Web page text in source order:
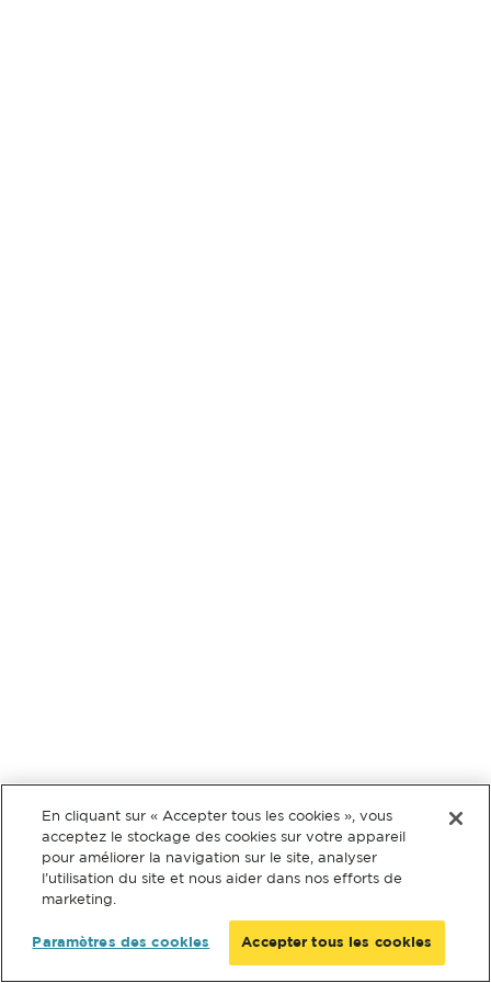
En cliquant sur « Accepter tous les cookies », vous
acceptez le stockage des cookies sur votre appareil
pour améliorer la navigation sur le site, analyser
l’utilisation du site et nous aider dans nos efforts de
marketing.
Paramètres des cookies Accepter tous les cookies